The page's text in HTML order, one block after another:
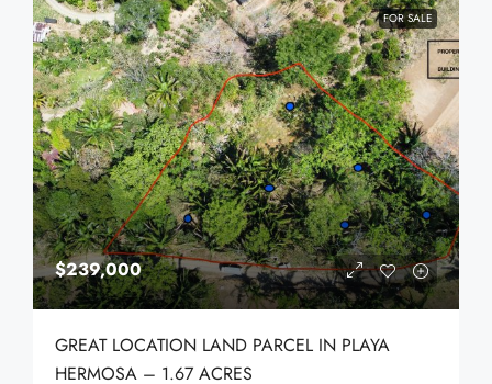
FOR SALE
$239,000
GREAT LOCATION LAND PARCEL IN PLAYA
HERMOSA – 1.67 ACRES